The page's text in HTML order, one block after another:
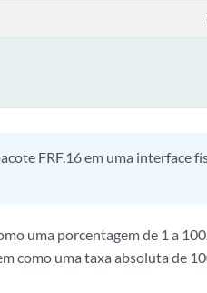
FRF.16 em uma interface
uma porcentagem de 1 a
como uma taxa absoluta de